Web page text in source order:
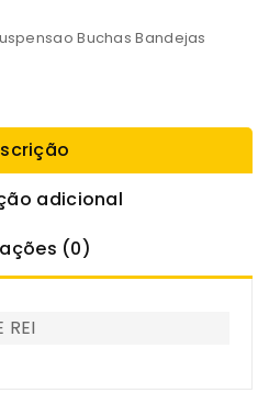
Buchas Bandejas
adicional
(0)
REI